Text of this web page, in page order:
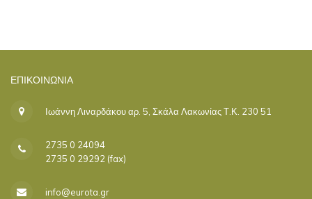
ΕΠΙΚΟΙΝΩΝΊΑ
Ιωάννη Λιναρδάκου αρ. 5, Σκάλα Λακωνίας Τ.Κ. 230 51
2735 0 24094
2735 0 29292 (fax)
info@eurota.gr